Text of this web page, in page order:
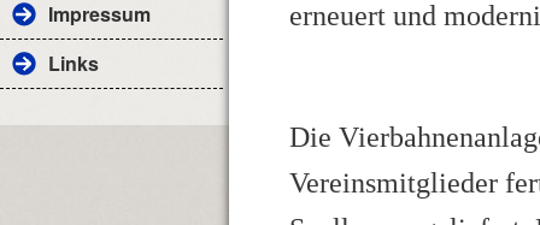
Impressum
Links
erneuert und
Die
Vereinsmitglieder